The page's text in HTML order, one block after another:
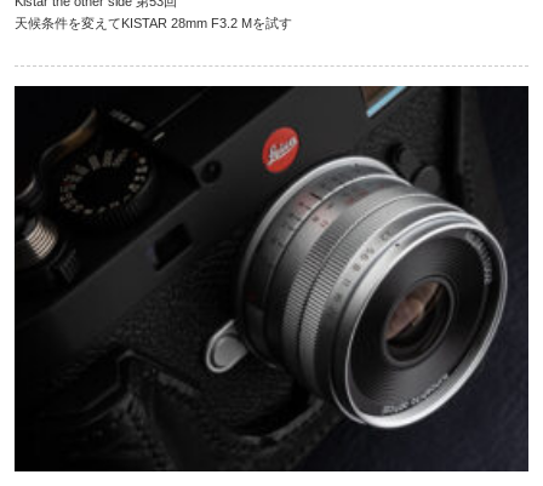
天候条件を変えてKISTAR 28mm F3.2 Mを試す